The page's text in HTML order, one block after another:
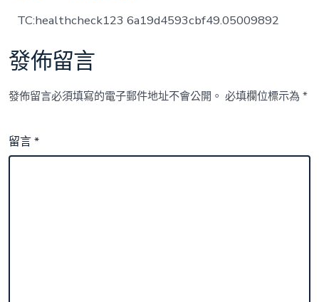
效〉
中
TC:healthcheck123 6a19d4593cbf49.05009892
發佈留言
發佈留言必須填寫的電子郵件地址不會公開。 必填欄位標示為*
留言*